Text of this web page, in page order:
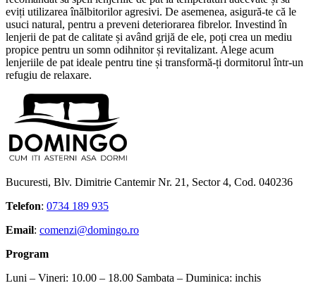
eviți utilizarea înălbitorilor agresivi. De asemenea, asigură-te că le
usuci natural, pentru a preveni deteriorarea fibrelor. Investind în
lenjerii de pat de calitate și având grijă de ele, poți crea un mediu
propice pentru un somn odihnitor și revitalizant. Alege acum
lenjeriile de pat ideale pentru tine și transformă-ți dormitorul într-un
refugiu de relaxare.
Bucuresti, Blv. Dimitrie Cantemir Nr. 21, Sector 4, Cod. 040236
Telefon: 0734 189 935
Email: comenzi@domingo.ro
Program
Luni – Vineri: 10.00 – 18.00 Sambata – Duminica: inchis